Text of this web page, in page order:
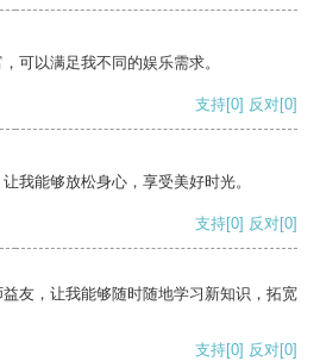
可以满足我不同的娱乐需求。
支持[0] 反对[0]
我能够放松身心，享受美好时光。
支持[0] 反对[0]
友，让我能够随时随地学习新知识，拓宽
支持[0] 反对[0]